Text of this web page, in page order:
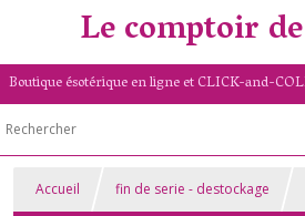
Le comptoir
Accueil fin de serie - destockage